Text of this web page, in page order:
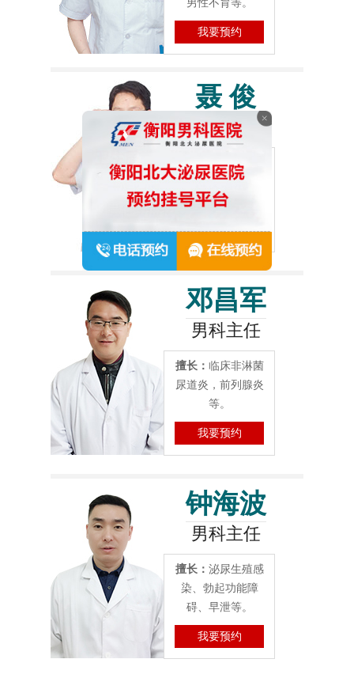
男性不育等。
我要预约
聂 俊
男科主任
擅长：生殖畸形性
功能障碍、肿瘤、
男性不育等。
我要预约
邓昌军
男科主任
擅长： 临床非淋菌
尿道炎，前列腺炎
等。
我要预约
钟海波
男科主任
擅长： 泌尿生殖感
染、勃起功能障
碍、早泄等。
我要预约